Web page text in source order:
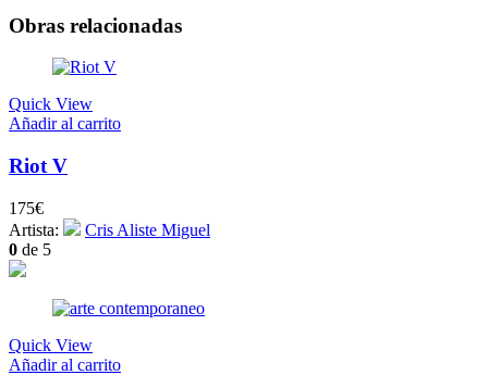
Obras relacionadas
Quick View
Añadir al carrito
Riot V
175€
Artista:
Cris Aliste Miguel
0 de 5
Quick View
Añadir al carrito